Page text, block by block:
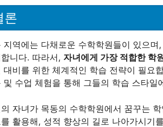
론
지역에는 다채로운 수학학원들이 있으
니다. 따라서, 자녀에게 가장 적합한 학
대비를 위한 체계적인 학습 전략이 필요
및 수업 체험을 통해 그들의 학습 스타
의 자녀가 목동의 수학학원에서 꿈꾸는
활용해, 성적 향상의 길로 나아가시기